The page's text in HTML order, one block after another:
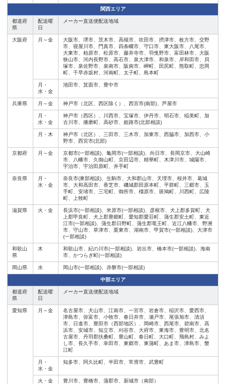
関西エリア
都道府
県
配送曜
日
メーカー直送便配送地域
大阪府 月～金
大阪市、堺市、茨木市、高槻市、吹田市、摂津市、枚方市、交野
市、寝屋川市、門真市、四条畷市、守口市、東大阪市、八尾市、
大東市、柏原市、松原市、藤井寺市、羽曵野市、富田林市、大阪
狭山市、河内長野市、高石市、泉大津市、和泉市、岸和田市、貝
塚市、泉佐野市、泉南市、阪南市、岬町、田尻町、熊取町、忠岡
町、千早赤坂村、河南町、太子町、島本町
月・
水・金
池田市、箕面市、豊中市
兵庫県 月～金 神戸市（北区、西区除く）、西宮市(南部)、芦屋市
月・
水・金
神戸市（西区）、川西市、宝塚市、伊丹市、明石市、稲美町、加
古川市、播磨町、高砂市、姫路市(北部相談)
月・木
神戸市（北区）、三田市、三木市、加東市、西脇市、加西市、小
野市、西宮市(北部)
京都府 月～金
京都市(一部相談)、亀岡市(一部相談)、向日市、長岡京市、大山崎
市、八幡市、久御山町、京田辺市、精華町、木津川市、城陽市、
宇治市、宇治田原町、井手町
奈良県
月・
水・金
奈良市(東部相談)、生駒市、大和郡山市、天理市、桜井市、葛城
市、大和高田市、香芝市、磯城郡田原本町、平群町、三郷市、玉
手町、安堵市、三宅町、御所市、橿原市、斑鳩町、川西町、広陵
町、上牧町
滋賀県 火・金
長浜市(一部相談)、米原市(一部相談)、彦根市、犬上郡多賀町、犬
上郡甲良町、犬上郡豊郷町、愛知郡愛荘町、蒲生郡安土町、東近
江市(一部相談)、蒲生郡日野町、蒲生郡竜王町、近江八幡市、野洲
市、守山市、草津市、栗東市、湖南市、甲賀市(一部相談)、大津市
(一部相談)
和歌山
県
木
和歌山市、紀の川市(一部相談)、岩出市、橋本市(一部相談)、海南
市、かつらぎ町(一部相談)
岡山県 水 岡山市(一部相談)、赤磐市(一部相談)
中部エリア
都道府
県
配送曜
日
メーカー直送便配送地域
愛知県 月～金
名古屋市、犬山市、江南市、一宮市、岩倉市、稲沢市、愛西市、
津島市、弥富市、小牧市、春日井市、瀬戸市、尾張旭市、清須
市、日進市、豊田市（西部地区）、岡崎市、西尾市、碧南市、高
浜市、安城市、知立市、刈谷市、大府市、東海市、豊明市、北名
古屋市、丹羽郡扶桑町、豊山町、春日町、大口町、飛島村、みよ
し市、長久手市、幸田市、東郷市、東蒲町、あま市、津島市、蟹
江町
月・
水・金
知多市、阿久比町、半田市、常滑市、武豊町
火・金 豊川市、豊橋市、蒲郡市、新城市（南部）